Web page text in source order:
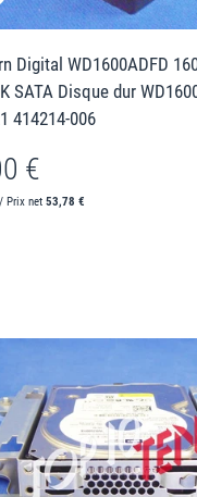
Digital WD1600ADFD
SATA Disque dur
414214-006
€
Prix net 53,78 €